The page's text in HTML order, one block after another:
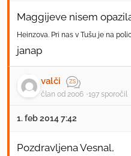
Maggijeve nisem
Heinzova. Pri nas v Tušu je na
janap
valči
član od 2006 197 sporočil
1. feb 2014 7:42
Pozdravljena Vesnal,